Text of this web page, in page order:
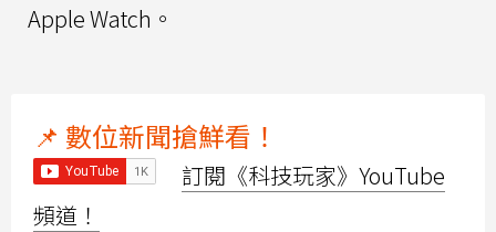
Apple Watch。
📌 數位新聞搶鮮看！
訂閱《科技玩家》YouTube
頻道！